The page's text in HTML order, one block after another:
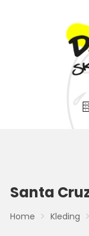
Santa
Home Kleding